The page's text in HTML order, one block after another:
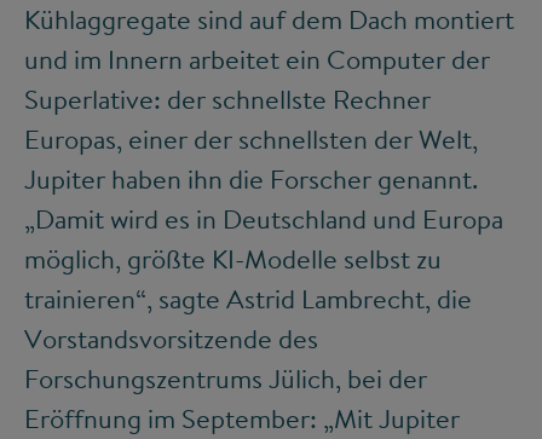
Kühlaggregate sind auf dem Dach montiert
und im Innern arbeitet ein Computer der
Superlative: der schnellste Rechner
Europas, einer der schnellsten der Welt,
Jupiter haben ihn die Forscher genannt.
„Damit wird es in Deutschland und Europa
möglich, größte KI-Modelle selbst zu
trainieren“, sagte Astrid Lambrecht, die
Vorstandsvorsitzende des
Forschungszentrums Jülich, bei der
Eröffnung im September: „Mit Jupiter